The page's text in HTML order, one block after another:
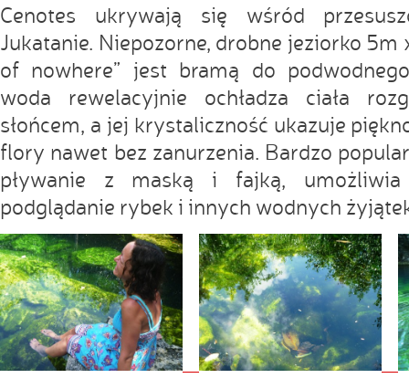
Cenotes ukrywają się wśród
Jukatanie. Niepozorne, drobne jeziorko 5m
of nowhere” jest bramą do
woda rewelacyjnie ochładza ciała
słońcem, a jej krystaliczność ukazuje
flory nawet bez zanurzenia. Bardzo
pływanie z maską i fajką,
podglądanie rybek i innych wodnych